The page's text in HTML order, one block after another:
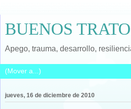
BUENOS
Apego, trauma, desarrollo,
jueves, 16 de diciembre de 2010